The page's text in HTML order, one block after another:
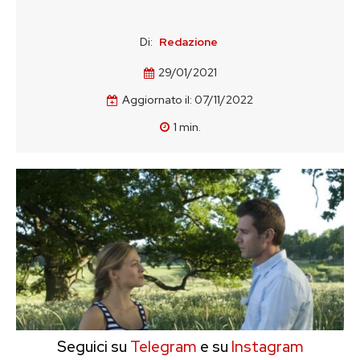
Di: Redazione
29/01/2021
Aggiornato il: 07/11/2022
1 min.
Seguici su Telegram e su Instagram